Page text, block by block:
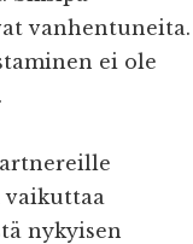
vanhentuneita.
ei ole
vaikuttaa
nykyisen